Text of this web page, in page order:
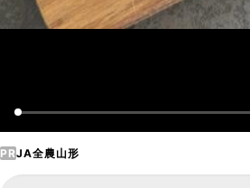
PRJA全農山形